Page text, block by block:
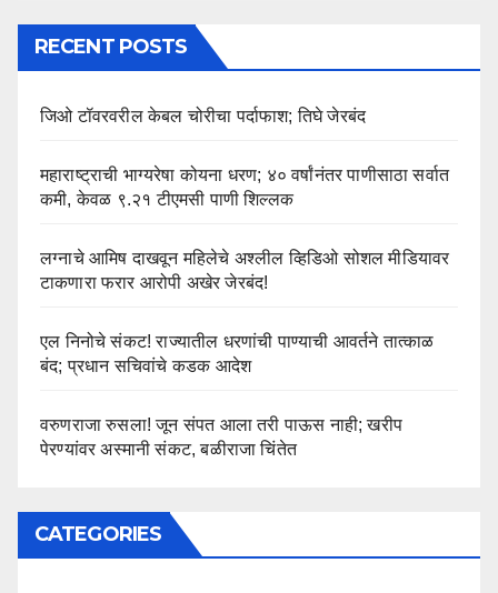
RECENT POSTS
जिओ टॉवरवरील केबल चोरीचा पर्दाफाश; तिघे जेरबंद
महाराष्ट्राची भाग्यरेषा कोयना धरण; ४० वर्षांनंतर पाणीसाठा सर्वात
कमी, केवळ ९.२१ टीएमसी पाणी शिल्लक
लग्नाचे आमिष दाखवून महिलेचे अश्लील व्हिडिओ सोशल मीडियावर
टाकणारा फरार आरोपी अखेर जेरबंद!
एल निनोचे संकट! राज्यातील धरणांची पाण्याची आवर्तने तात्काळ
बंद; प्रधान सचिवांचे कडक आदेश
वरुणराजा रुसला! जून संपत आला तरी पाऊस नाही; खरीप
पेरण्यांवर अस्मानी संकट, बळीराजा चिंतेत
CATEGORIES